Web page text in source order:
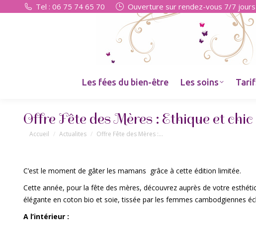
Tel : 06 75 74 65 70 Ouverture sur rendez-vous 7/7
Les fées du bien-être Les soins
Offre Fête des Mères : Ethique et chic
Vous êtes ici :
Accueil Actualites Offre Fête des Mères :…
C’est le moment de gâter les mamans grâce à cette édition limitée.
Cette année, pour la fête des mères, découvrez auprès de votre
élégante en coton bio et soie, tissée par les femmes cambodgiennes
A l’intérieur :